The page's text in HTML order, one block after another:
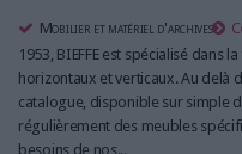
Mobilier et matériel d'archives
1953, BIEFFE est spécialisé dans
horizontaux et verticaux. Au delà
catalogue, disponible sur simple
régulièrement des meubles
besoins de nos...